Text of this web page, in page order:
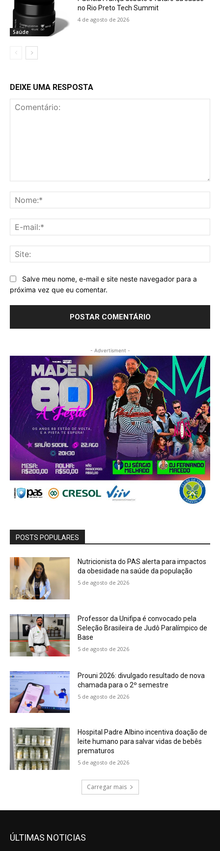
Saúde
no Rio Preto Tech Summit
4 de agosto de 2026
DEIXE UMA RESPOSTA
Salve meu nome, e-mail e site neste navegador para a
próxima vez que eu comentar.
- Advertisment -
POSTS POPULARES
Nutricionista do PAS alerta para impactos
da obesidade na saúde da população
5 de agosto de 2026
Professor da Unifipa é convocado pela
Seleção Brasileira de Judô Paralímpico de
Base
5 de agosto de 2026
Prouni 2026: divulgado resultado de nova
chamada para o 2º semestre
5 de agosto de 2026
Hospital Padre Albino incentiva doação de
leite humano para salvar vidas de bebês
prematuros
5 de agosto de 2026
Carregar mais
ÚLTIMAS NOTICIAS